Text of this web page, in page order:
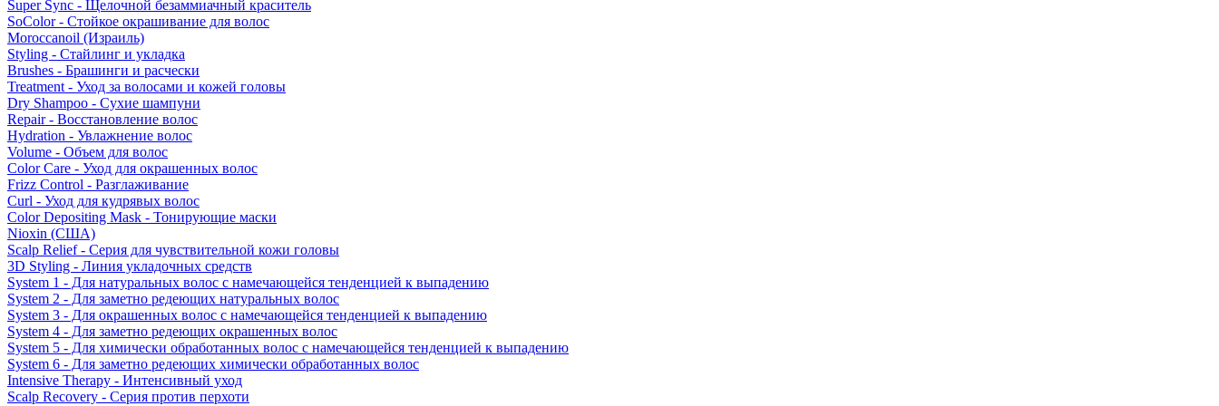
Super Sync - Щелочной безаммиачный краситель
SoColor - Стойкое окрашивание для волос
Moroccanoil (Израиль)
Styling - Стайлинг и укладка
Brushes - Брашинги и расчески
Treatment - Уход за волосами и кожей головы
Dry Shampoo - Сухие шампуни
Repair - Восстановление волос
Hydration - Увлажнение волос
Volume - Объем для волос
Color Care - Уход для окрашенных волос
Frizz Control - Разглаживание
Curl - Уход для кудрявых волос
Color Depositing Mask - Тонирующие маски
Nioxin (США)
Scalp Relief - Серия для чувствительной кожи головы
3D Styling - Линия укладочных средств
System 1 - Для натуральных волос с намечающейся тенденцией к выпадению
System 2 - Для заметно редеющих натуральных волос
System 3 - Для окрашенных волос с намечающейся тенденцией к выпадению
System 4 - Для заметно редеющих окрашенных волос
System 5 - Для химически обработанных волос с намечающейся тенденцией к выпадению
System 6 - Для заметно редеющих химически обработанных волос
Intensive Therapy - Интенсивный уход
Scalp Recovery - Серия против перхоти